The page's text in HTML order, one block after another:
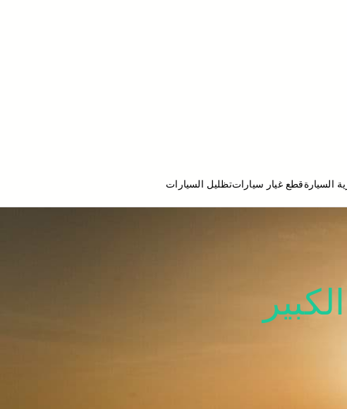
كراج تصليح سيارات
السيارةقطع غيار سياراتتظليل السيارات